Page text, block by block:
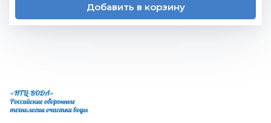
Добавить в корзину